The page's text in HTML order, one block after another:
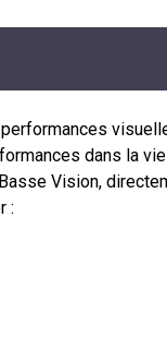
dans la vie
Vision,
: